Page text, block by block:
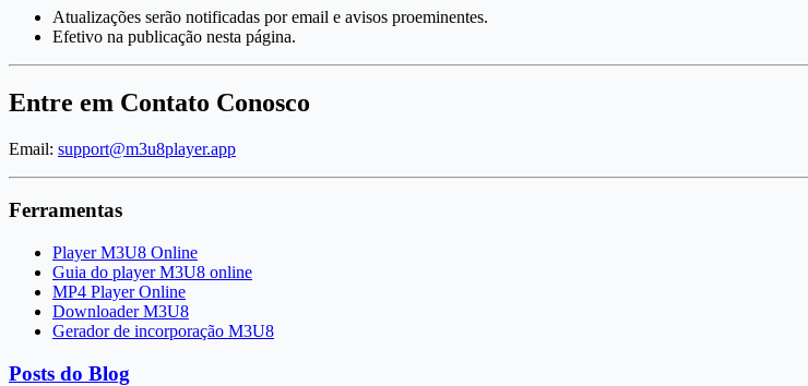
Atualizações serão notificadas por email e avisos proeminentes.
Efetivo na publicação nesta página.
Entre em Contato Conosco
Email: support@m3u8player.app
Ferramentas
Player M3U8 Online
Guia do player M3U8 online
MP4 Player Online
Downloader M3U8
Gerador de incorporação M3U8
Posts do Blog